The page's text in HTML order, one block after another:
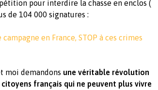
pour interdire la chasse en enclos (
de 104 000 signatures :
en France, STOP à ces crimes
moi demandons une véritable révolution
français qui ne peuvent plus vivre